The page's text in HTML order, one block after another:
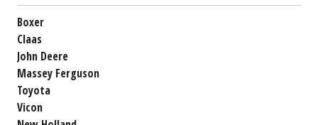
Boxer
Claas
John Deere
Massey Ferguson
Toyota
Vicon